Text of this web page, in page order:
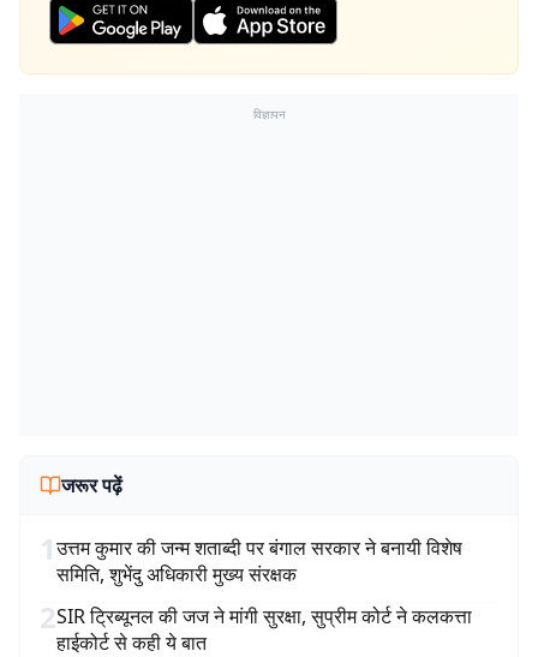
विज्ञापन
जरूर पढ़ें
1उत्तम कुमार की जन्म शताब्दी पर बंगाल सरकार ने बनायी विशेष
समिति, शुभेंदु अधिकारी मुख्य संरक्षक
2SIR ट्रिब्यूनल की जज ने मांगी सुरक्षा, सुप्रीम कोर्ट ने कलकत्ता
हाईकोर्ट से कही ये बात